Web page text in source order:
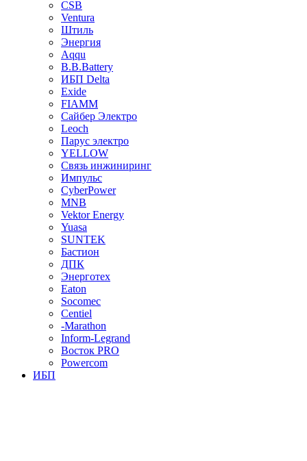
CSB
Ventura
Штиль
Энергия
Aqqu
B.B.Bаttery
ИБП Delta
Exide
FIAMM
Сайбер Электро
Leoch
Парус электро
YELLOW
Связь инжиниринг
Импульс
CyberPower
MNB
Vektor Energy
Yuasa
SUNTEK
Бастион
ДПК
Энерготех
Eaton
Socomec
Centiel
-Marathon
Inform-Legrand
Восток PRO
Powercom
ИБП